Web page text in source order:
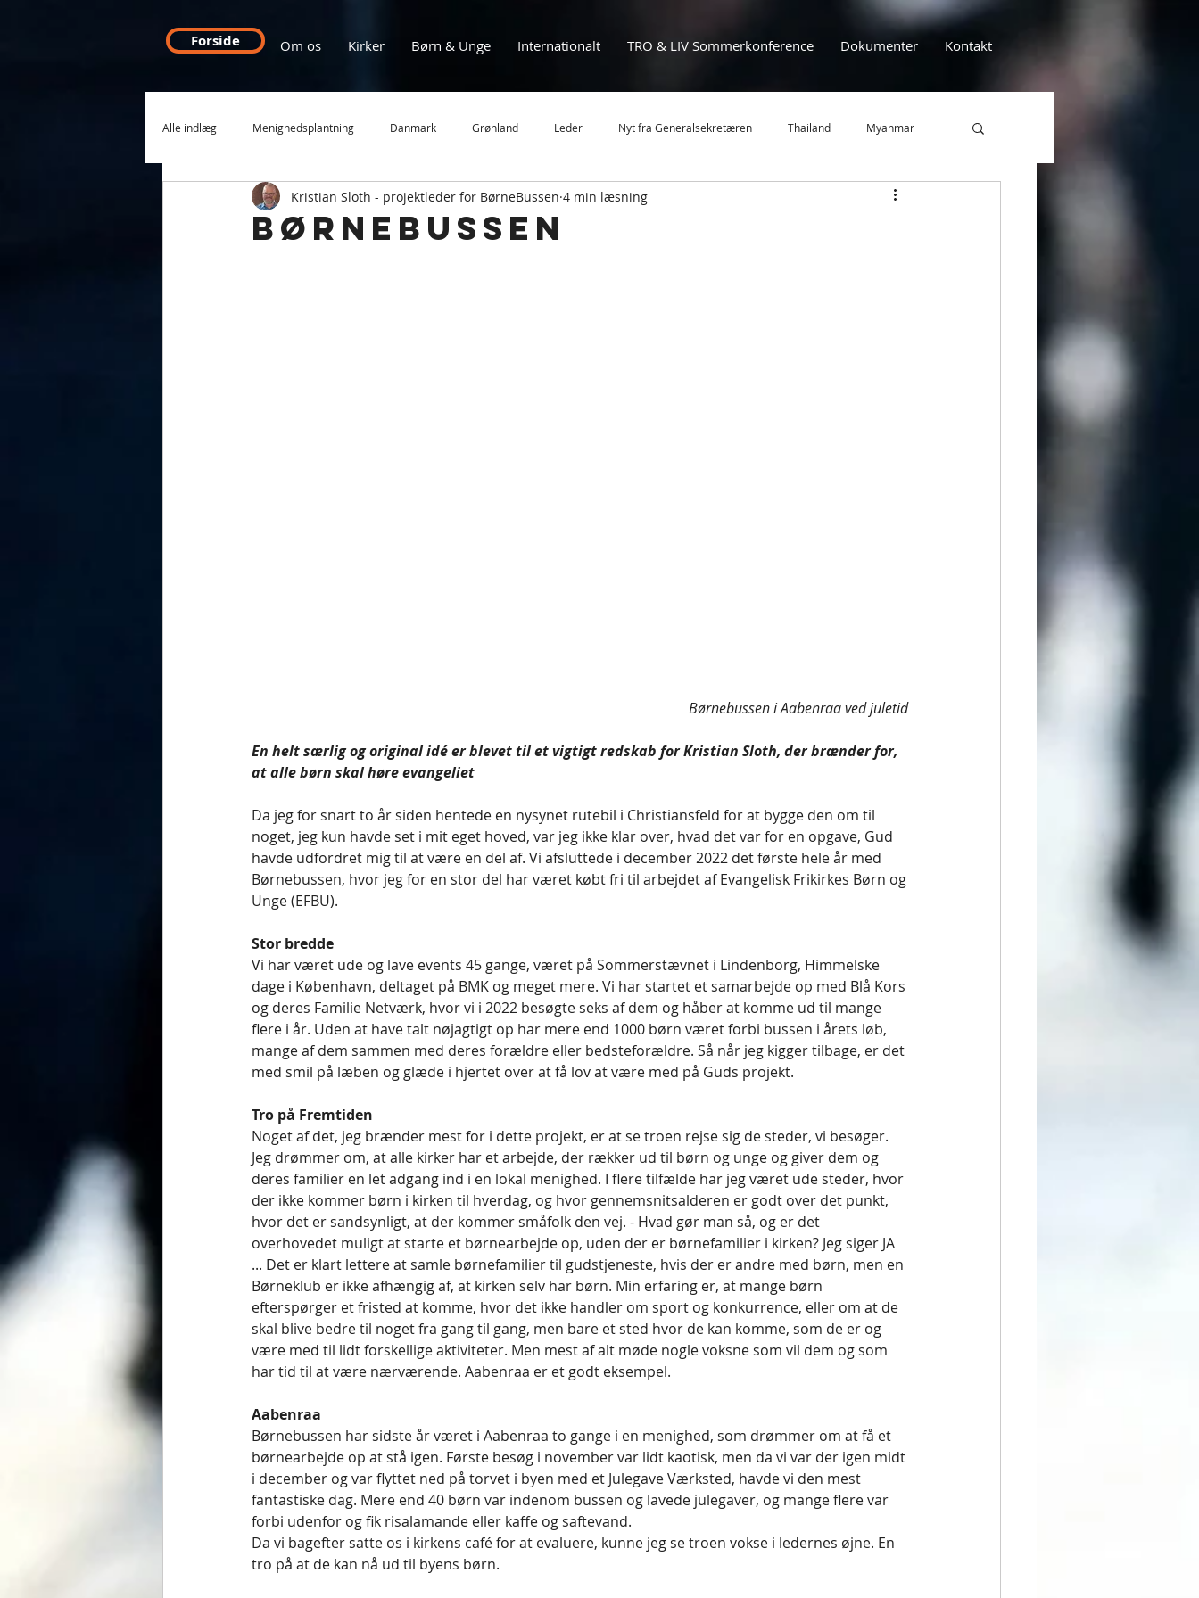
Forside Om os Kirker Børn & Unge Internationalt TRO & LIV Sommerkonference Dokumenter Kontakt
Alle indlæg Menighedsplantning Danmark Grønland Leder Nyt fra Generalsekretæren Thailand Myanmar
International Mission Rumænien MBU MBL Sommerstævne Efterskolen Lindenborg
Børnebussen
Kristian Sloth - projektleder for BørneBussen 4 min læsning
Børnebussen i Aabenraa ved juletid
En helt særlig og original idé er blevet til et vigtigt redskab for Kristian Sloth, der brænder for,
at alle børn skal høre evangeliet
Da jeg for snart to år siden hentede en nysynet rutebil i Christiansfeld for at bygge den om til
noget, jeg kun havde set i mit eget hoved, var jeg ikke klar over, hvad det var for en opgave, Gud
havde udfordret mig til at være en del af. Vi afsluttede i december 2022 det første hele år med
Børnebussen, hvor jeg for en stor del har været købt fri til arbejdet af Evangelisk Frikirkes Børn og
Unge (EFBU).
Stor bredde
Vi har været ude og lave events 45 gange, været på Sommerstævnet i Lindenborg, Himmelske
dage i København, deltaget på BMK og meget mere. Vi har startet et samarbejde op med Blå Kors
og deres Familie Netværk, hvor vi i 2022 besøgte seks af dem og håber at komme ud til mange
flere i år. Uden at have talt nøjagtigt op har mere end 1000 børn været forbi bussen i årets løb,
mange af dem sammen med deres forældre eller bedsteforældre. Så når jeg kigger tilbage, er det
med smil på læben og glæde i hjertet over at få lov at være med på Guds projekt.
Tro på Fremtiden
Noget af det, jeg brænder mest for i dette projekt, er at se troen rejse sig de steder, vi besøger.
Jeg drømmer om, at alle kirker har et arbejde, der rækker ud til børn og unge og giver dem og
deres familier en let adgang ind i en lokal menighed. I flere tilfælde har jeg været ude steder, hvor
der ikke kommer børn i kirken til hverdag, og hvor gennemsnitsalderen er godt over det punkt,
hvor det er sandsynligt, at der kommer småfolk den vej. - Hvad gør man så, og er det
overhovedet muligt at starte et børnearbejde op, uden der er børnefamilier i kirken? Jeg siger JA
... Det er klart lettere at samle børnefamilier til gudstjeneste, hvis der er andre med børn, men en
Børneklub er ikke afhængig af, at kirken selv har børn. Min erfaring er, at mange børn
efterspørger et fristed at komme, hvor det ikke handler om sport og konkurrence, eller om at de
skal blive bedre til noget fra gang til gang, men bare et sted hvor de kan komme, som de er og
være med til lidt forskellige aktiviteter. Men mest af alt møde nogle voksne som vil dem og som
har tid til at være nærværende. Aabenraa er et godt eksempel.
Aabenraa
Børnebussen har sidste år været i Aabenraa to gange i en menighed, som drømmer om at få et
børnearbejde op at stå igen. Første besøg i november var lidt kaotisk, men da vi var der igen midt
i december og var flyttet ned på torvet i byen med et Julegave Værksted, havde vi den mest
fantastiske dag. Mere end 40 børn var indenom bussen og lavede julegaver, og mange flere var
forbi udenfor og fik risalamande eller kaffe og saftevand.
Da vi bagefter satte os i kirkens café for at evaluere, kunne jeg se troen vokse i ledernes øjne. En
tro på at de kan nå ud til byens børn.